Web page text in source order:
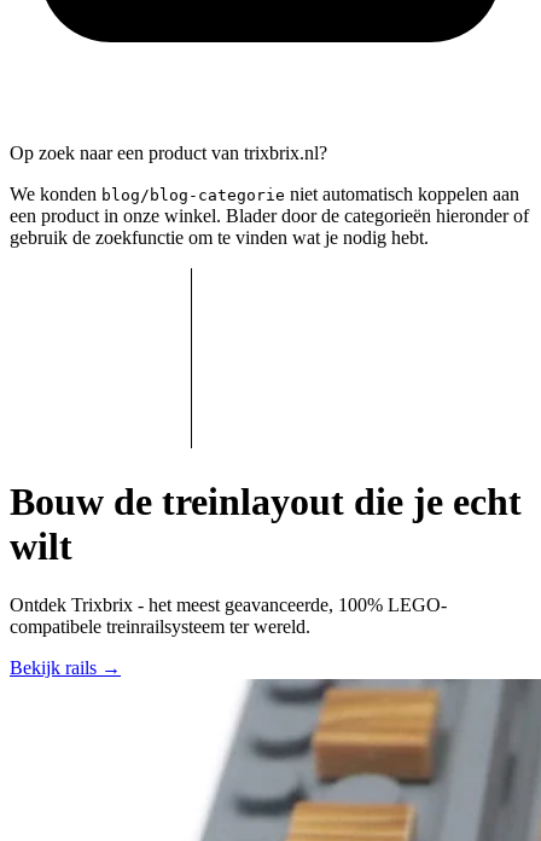
Op zoek naar een product van trixbrix.nl?
We konden blog/blog-categorie niet automatisch koppelen aan
een product in onze winkel. Blader door de categorieën hieronder of
gebruik de zoekfunctie om te vinden wat je nodig hebt.
Bouw de treinlayout die je echt
wilt
Ontdek Trixbrix - hetmeest geavanceerde, 100% LEGO-
compatibele treinrailsysteem ter wereld.
Bekijk rails →